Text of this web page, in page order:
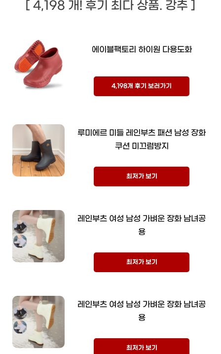
[ 4,198 개! 후기 최다 상품. 강추 ]
에이블팩토리 하이원 다용도화
4,198개 후기 보러가기
루미에르 미들 레인부츠 패션 남성 장화
쿠션 미끄럼방지
최저가 보기
레인부츠 여성 남성 가벼운 장화 남녀공
용
최저가 보기
레인부츠 여성 남성 가벼운 장화 남녀공
용
최저가 보기